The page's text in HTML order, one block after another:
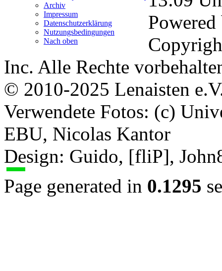
Archiv
Impressum
Datenschutzerklärung
Nutzungsbedingungen
Nach oben
Inc. Alle Rechte
© 2010-2025 Lenaisten
Verwendete Fotos: (c)
EBU, Nicolas Kantor
Design: Guido, [fliP],
Page generated in 0.1295